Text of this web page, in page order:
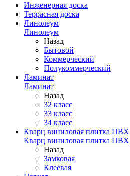
Инженерная доска
Террасная доска
Линолеум
Линолеум
Назад
Бытовой
Коммерческий
Полукоммерческий
Ламинат
Ламинат
Назад
32 класс
33 класс
34 класс
Кварц виниловая плитка ПВХ
Кварц виниловая плитка ПВХ
Назад
Замковая
Клеевая